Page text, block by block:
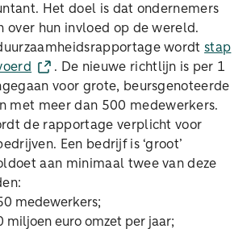
Het doel is dat ondernemers
over hun invloed op de wereld.
wordtstap
. De nieuwe richtlijn is per 1
voor grote, beursgenoteerde
met meer dan 500 medewerkers.
de rapportage verplicht voor
Een bedrijf is ‘groot’
aan minimaal twee van deze
medewerkers;
miljoen euro omzet per jaar;